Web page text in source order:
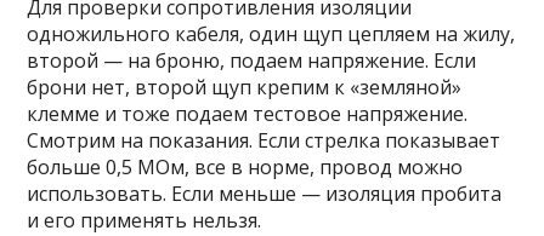
Для проверки сопротивления изоляции
одножильного кабеля, один щуп цепляем на жилу,
второй — на броню, подаем напряжение. Если
брони нет, второй щуп крепим к «земляной»
клемме и тоже подаем тестовое напряжение.
Смотрим на показания. Если стрелка показывает
больше 0,5 МОм, все в норме, провод можно
использовать. Если меньше — изоляция пробита
и его применять нельзя.